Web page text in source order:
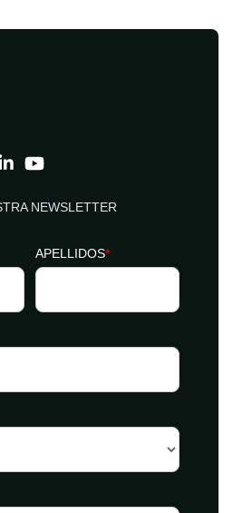
NEWSLETTER
APELLIDOS*